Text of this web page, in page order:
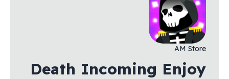
AM Store
Death Incoming Enjoy